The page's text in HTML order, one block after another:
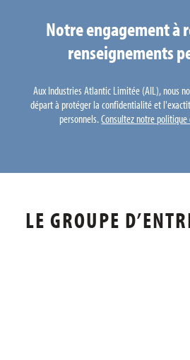
Notre engagement à
renseignements
Aux Industries Atlantic Limitée (AIL), nous
départ à protéger la confidentialité et
personnels.Consultez notre
LE GROUPE